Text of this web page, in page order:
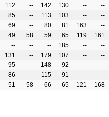
112 -- 142 130 --
--
85 -- 113 103 --
--
69 -- 80 81 163
--
49 58 59 65 119
161
-- -- -- 185 --
--
131 -- 179 107 --
--
95 -- 148 92 --
--
86 -- 115 91 --
--
51 58 66 65 121 168